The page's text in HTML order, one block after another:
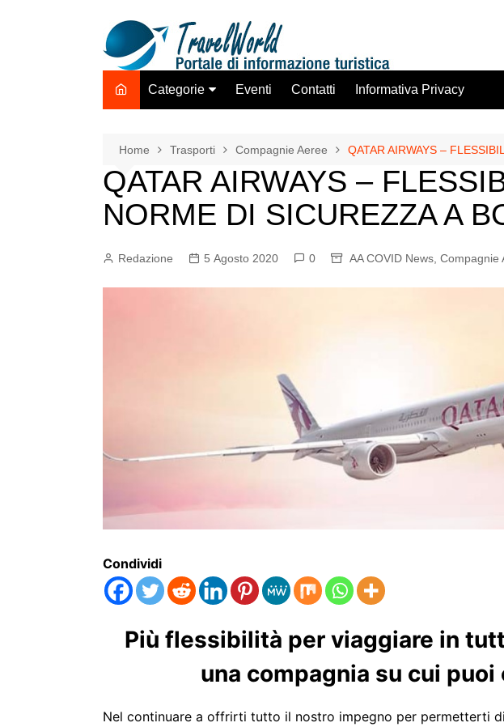
Categorie
Destinazione Italia
TO ADV OLTA
Trasporti
Hotel Strutture Ricettive
Istituzioni Associazioni
Eventi Contatti Informativa Privacy
Home Trasporti Compagnie Aeree QATAR AIRWAYS –
QATAR AIRWAYS –
NORME DI SICUREZZA A
Redazione 5 Agosto 2020 0 AA COVID News Compagnie
Condividi
Più flessibilità per viaggiare in
una compagnia su cui puoi
Nel continuare a offrirti tutto il nostro impegno per permetterti